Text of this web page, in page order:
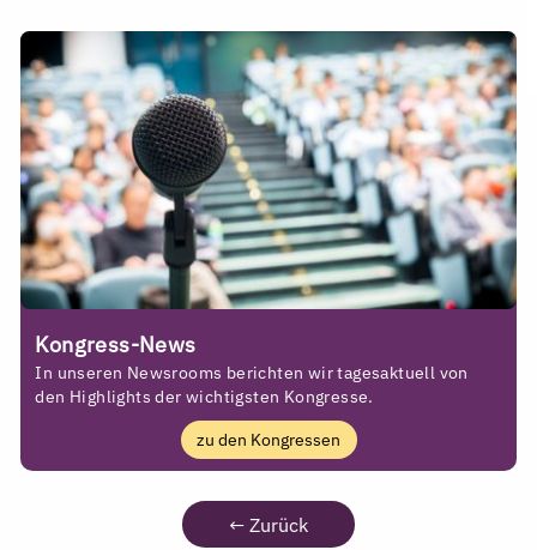
Kongress-News
In unseren Newsrooms berichten wir tagesaktuell von
den Highlights der wichtigsten Kongresse.
zu den Kongressen
← Zurück